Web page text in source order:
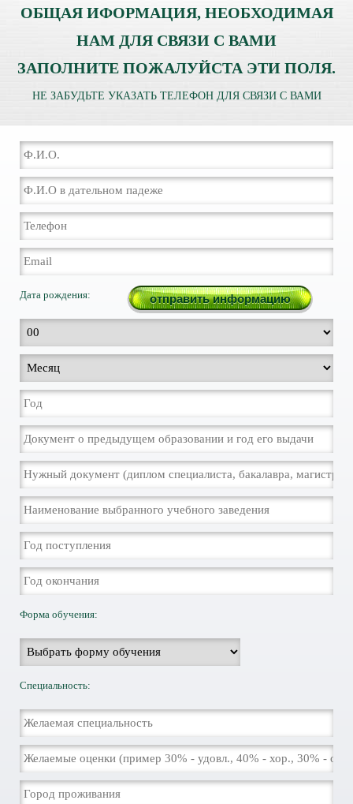
ОБЩАЯ ИФОРМАЦИЯ, НЕОБХОДИМАЯ
НАМ ДЛЯ СВЯЗИ С ВАМИ
ЗАПОЛНИТЕ ПОЖАЛУЙСТА ЭТИ ПОЛЯ.
НЕ ЗАБУДЬТЕ УКАЗАТЬ ТЕЛЕФОН ДЛЯ СВЯЗИ С ВАМИ
Дата рождения:
Форма обучения:
Специальность: